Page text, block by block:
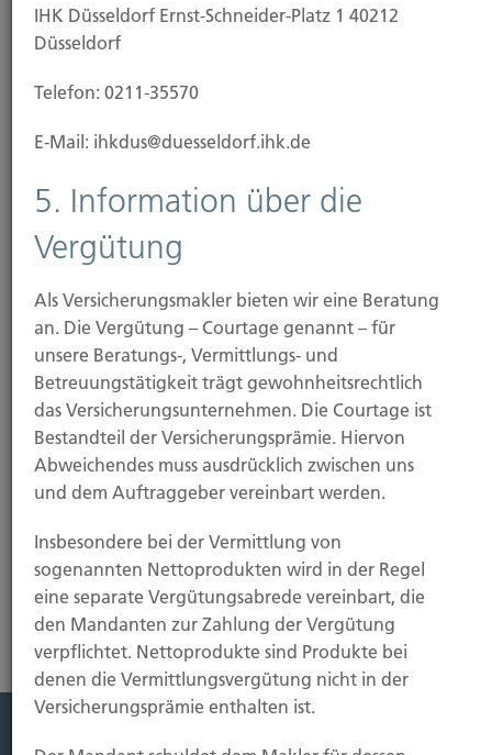
Fax:0211-4911125
Mail: brueck@brueckkg.de
Wegbeschreibung:
Wir sind sehr gut mit öffentlichen Verkehrsmittel zu
erreichen.
Die Linien U 78, U 79 und die Straßenbahnen 701,
Ausstieg „Sternstraße“ sind 2-3 Gehminuten von uns
entfernt.
Einen Parkplatz für Ihren PKW finden Sie im Parkhaus
auf der Scheibenstr 2 40479 Düsseldorf / Ecke
Kaiserstraße oder im Dieterich-Karree Nettelbeckstr. 8
40477 Düsseldorf. Die Parkhäuser sind etwa 5
Mit etwas Glück können Sie aber auch einen freien
Parkplatz in der Umgebung finden.
IHK Düsseldorf Ernst-Schneider-Platz 1 40212
Düsseldorf
Telefon: 0211-35570
E-Mail: ihkdus@duesseldorf.ihk.de
5. Information über die
Vergütung
Als Versicherungsmakler bieten wir eine Beratung
an. Die Vergütung – Courtage genannt – für
unsere Beratungs-, Vermittlungs- und
Betreuungstätigkeit trägt gewohnheitsrechtlich
das Versicherungsunternehmen. Die Courtage ist
Bestandteil der Versicherungsprämie. Hiervon
Abweichendes muss ausdrücklich zwischen uns
und dem Auftraggeber vereinbart werden.
Insbesondere bei der Vermittlung von
sogenannten Nettoprodukten wird in der Regel
eine separate Vergütungsabrede vereinbart, die
den Mandanten zur Zahlung der Vergütung
verpflichtet. Nettoprodukte sind Produkte bei
denen die Vermittlungsvergütung nicht in der
Versicherungsprämie enthalten ist.